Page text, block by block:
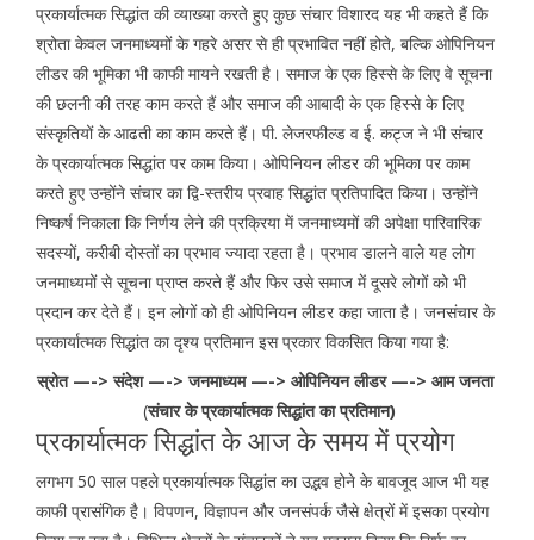
प्रकार्यात्मक सिद्धांत की व्याख्या करते हुए कुछ संचार विशारद यह भी कहते हैं कि
श्रोता केवल जनमाध्यमों के गहरे असर से ही प्रभावित नहीं होते, बल्कि ओपिनियन
लीडर की भूमिका भी काफी मायने रखती है। समाज के एक हिस्से के लिए वे सूचना
की छलनी की तरह काम करते हैं और समाज की आबादी के एक हिस्से के लिए
संस्कृतियों के आढती का काम करते हैं। पी. लेजरफील्ड व ई. कट्ज ने भी संचार
के प्रकार्यात्मक सिद्धांत पर काम किया। ओपिनियन लीडर की भूमिका पर काम
करते हुए उन्होंने संचार का द्वि-स्तरीय प्रवाह सिद्धांत प्रतिपादित किया। उन्होंने
निष्कर्ष निकाला कि निर्णय लेने की प्रक्रिया में जनमाध्यमों की अपेक्षा पारिवारिक
सदस्यों, करीबी दोस्तों का प्रभाव ज्यादा रहता है। प्रभाव डालने वाले यह लोग
जनमाध्यमों से सूचना प्राप्त करते हैं और फिर उसे समाज में दूसरे लोगों को भी
प्रदान कर देते हैं। इन लोगों को ही ओपिनियन लीडर कहा जाता है। जनसंचार के
प्रकार्यात्मक सिद्धांत का दृश्य प्रतिमान इस प्रकार विकसित किया गया है:
स्रोत —-> संदेश —-> जनमाध्यम —-> ओपिनियन लीडर —-> आम जनता
(संचार के प्रकार्यात्मक सिद्धांत का प्रतिमान)
प्रकार्यात्मक सिद्धांत के आज के समय में प्रयोग
लगभग 50 साल पहले प्रकार्यात्मक सिद्धांत का उद्भव होने के बावजूद आज भी यह
काफी प्रासंगिक है। विपणन, विज्ञापन और जनसंपर्क जैसे क्षेत्रों में इसका प्रयोग